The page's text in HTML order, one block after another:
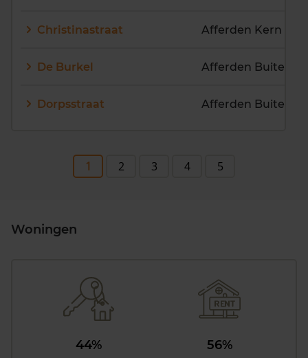
Christinastraat Afferden Kern
De Burkel
Dorpsstraat
1 2 3 4 5
Woningen
44%
56%